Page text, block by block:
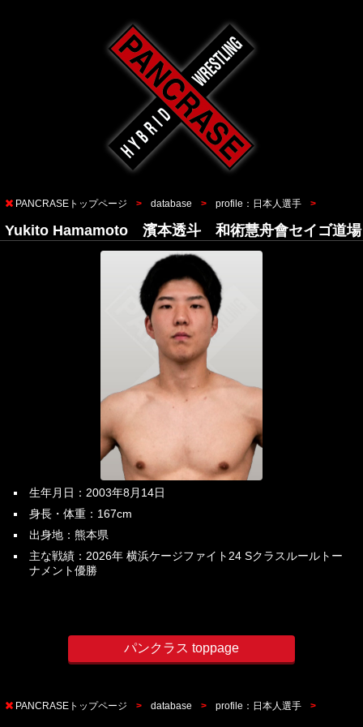
PANCRASEトップページ database profile：日本人選手
Yukito Hamamoto 濱本透斗 和術慧舟會セイゴ道場
生年月日：2003年8月14日
身長・体重：167cm
出身地：熊本県
主な戦績：2026年 横浜ケージファイト24 Sクラスルールトー
ナメント優勝
パンクラス toppage
PANCRASEトップページ database profile：日本人選手